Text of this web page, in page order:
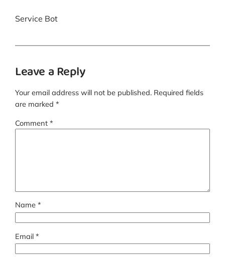
Service Bot
Leave a Reply
Your email address will not be published. Required fields
are marked*
Comment*
Name*
Email*